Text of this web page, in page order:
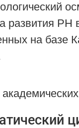
развития РН
на базе